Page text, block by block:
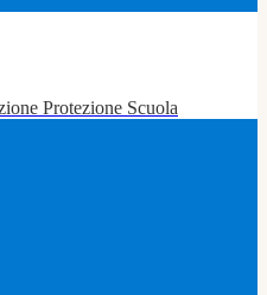
Protezione Scuola